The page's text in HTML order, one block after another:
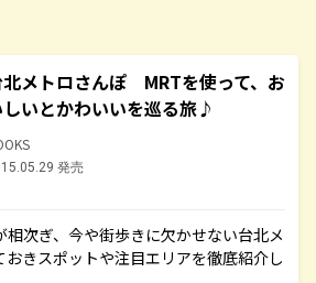
北メトロさんぽ MRTを使って、お
いとかわいいを巡る旅♪
発売
次ぎ、今や街歩きに欠かせない台北メ
おきスポットや注目エリアを徹底紹介し